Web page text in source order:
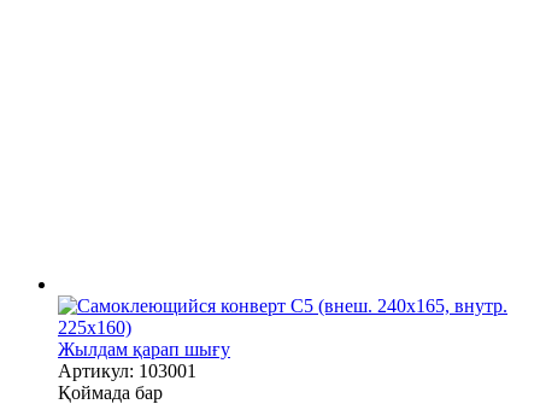
Жылдам қарап шығу
Артикул: 103001
Қоймада бар